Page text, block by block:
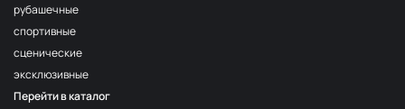
рубашечные
спортивные
сценические
эксклюзивные
Перейти в каталог